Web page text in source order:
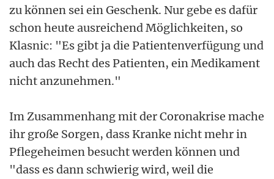
zu können sei ein Geschenk. Nur gebe es dafür
schon heute ausreichend Möglichkeiten, so
Klasnic: "Es gibt ja die Patientenverfügung und
auch das Recht des Patienten, ein Medikament
nicht anzunehmen."
Im Zusammenhang mit der Coronakrise mache
ihr große Sorgen, dass Kranke nicht mehr in
Pflegeheimen besucht werden können und
"dass es dann schwierig wird, weil die